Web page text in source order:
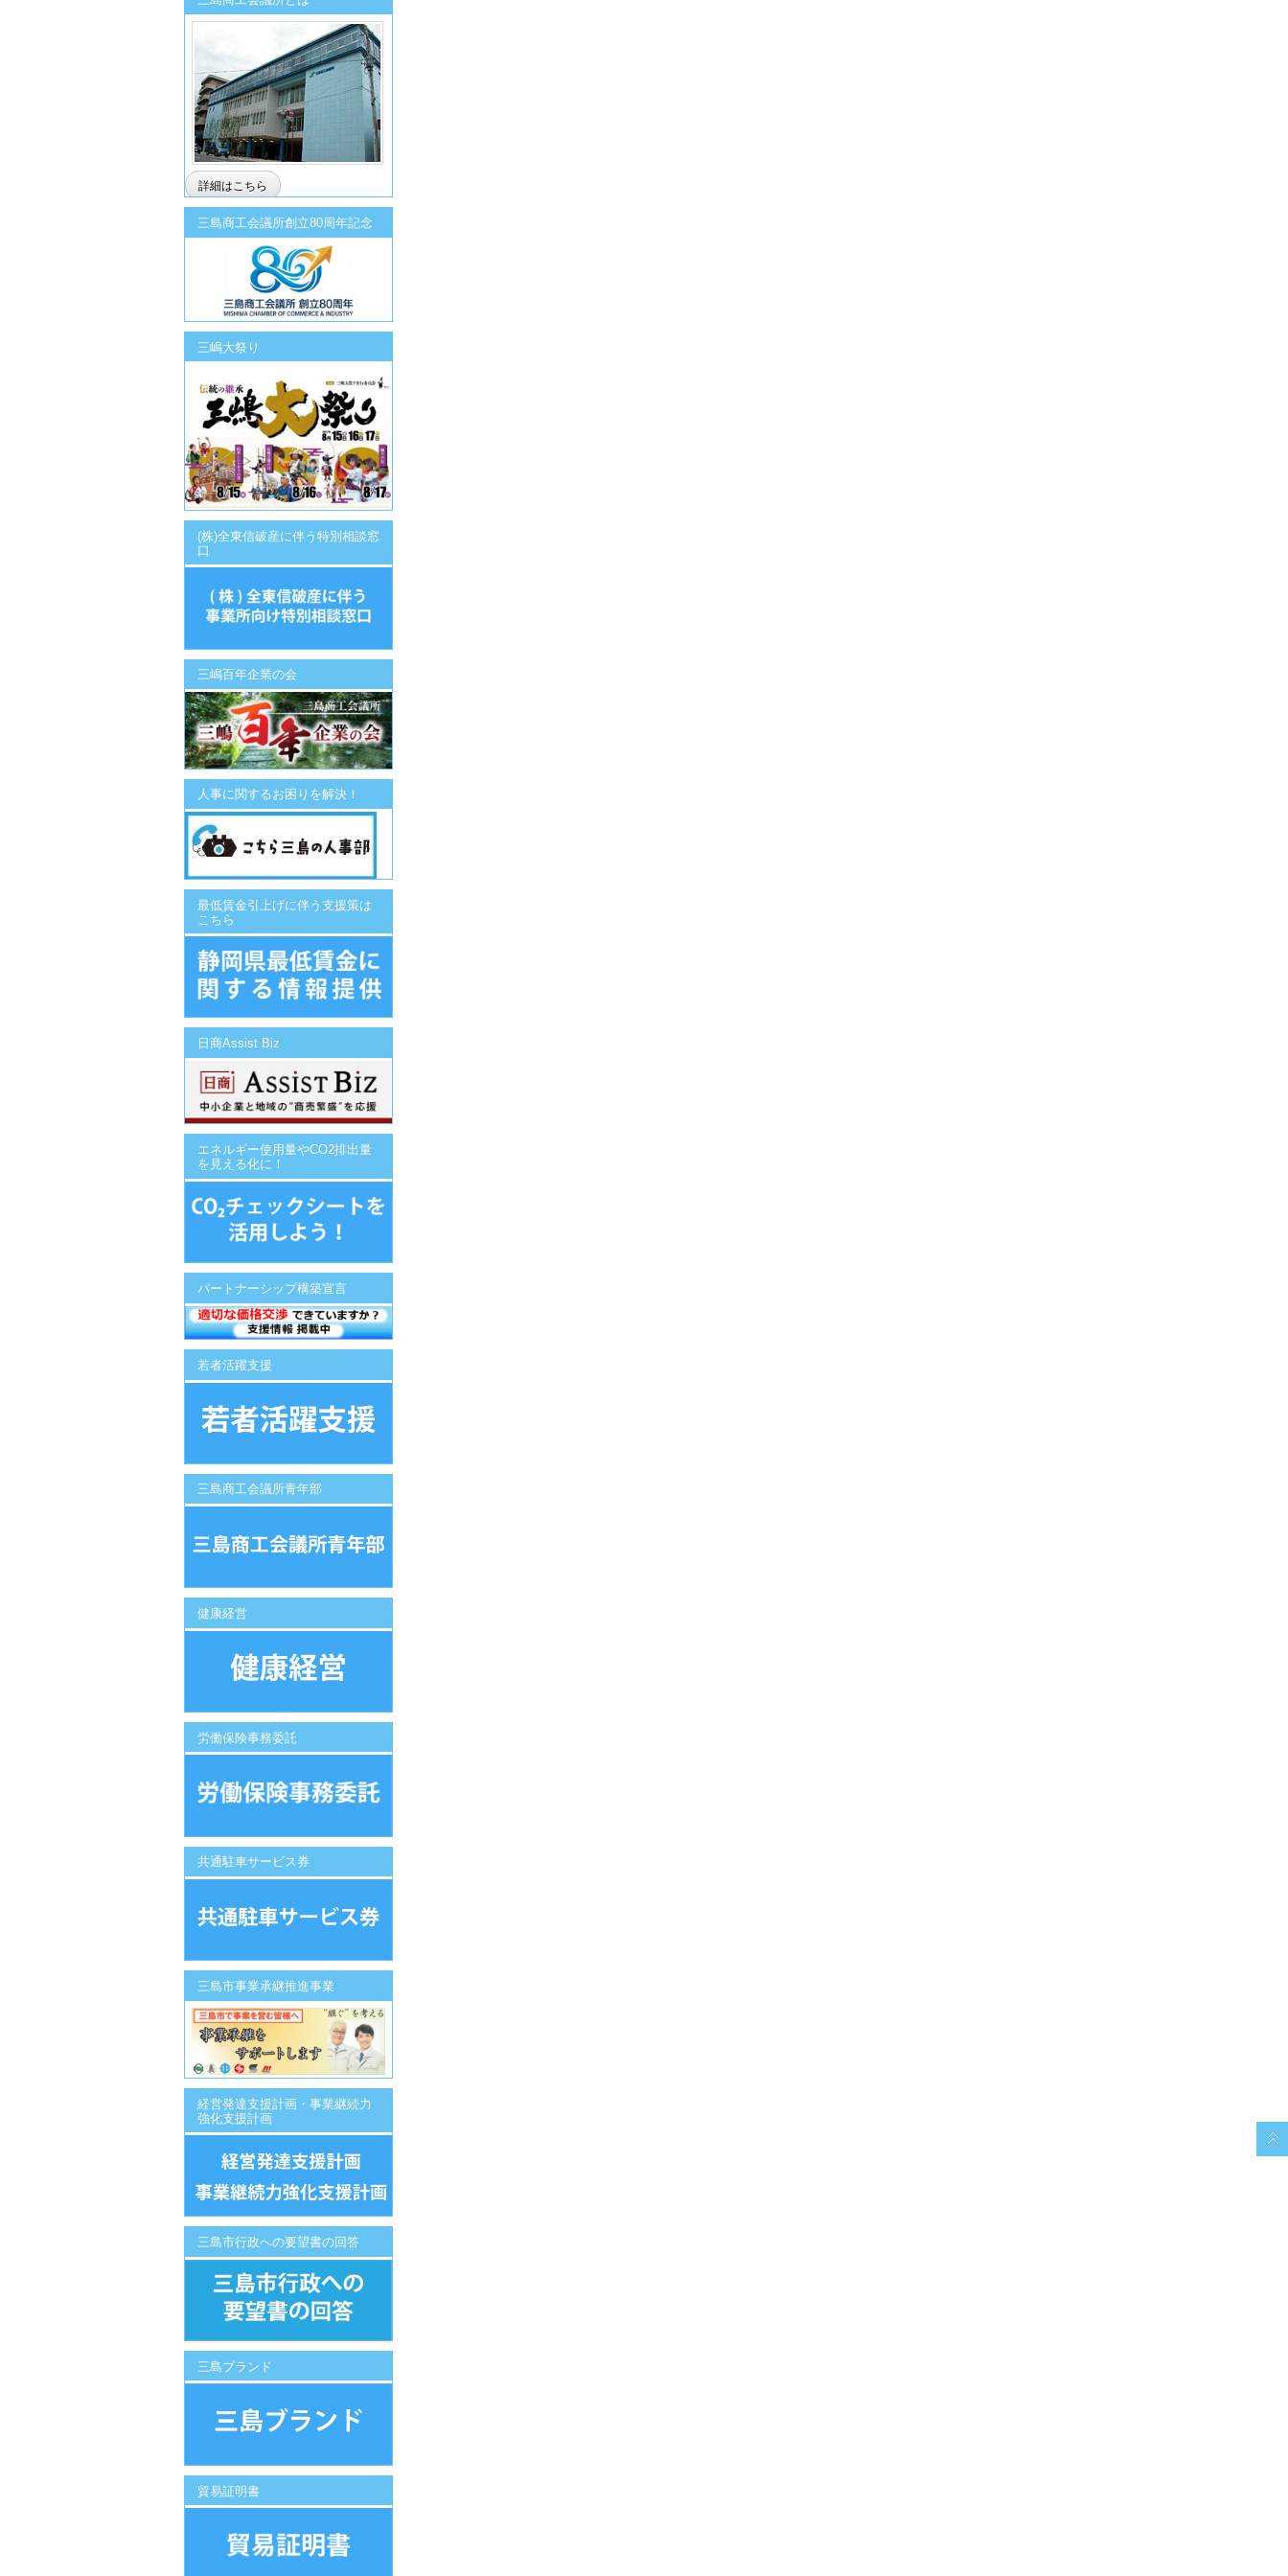
詳細はこちら
三島商工会議所創立80周年記念
三嶋大祭り
(株)全東信破産に伴う特別相談窓
口
三嶋百年企業の会
人事に関するお困りを解決！
最低賃金引上げに伴う支援策は
こちら
日商Assist Biz
エネルギー使用量やCO2排出量
を見える化に！
パートナーシップ構築宣言
若者活躍支援
三島商工会議所青年部
健康経営
労働保険事務委託
共通駐車サービス券
三島市事業承継推進事業
経営発達支援計画・事業継続力
強化支援計画
三島市行政への要望書の回答
三島ブランド
貿易証明書